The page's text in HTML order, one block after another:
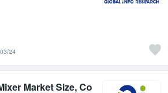
24
Market Size, Co